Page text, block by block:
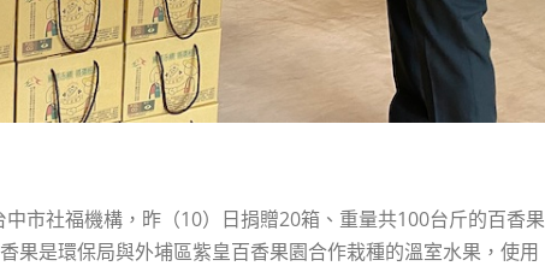
市社福機構，昨（10）日捐贈20箱、重量共100台斤的百香果
果是環保局與外埔區紫皇百香果園合作栽種的溫室水果，使用